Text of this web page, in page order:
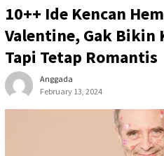
10++ Ide Kencan
Valentine, Gak Bikin
Tapi Tetap Romantis
Anggada
February 13, 2024